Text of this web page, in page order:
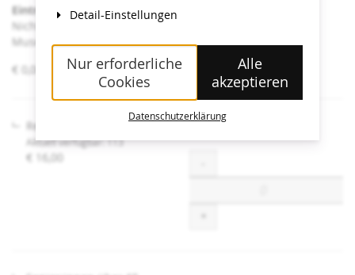
Eintritt Heidi Horten Collection
Nicht angeführte Ermäßigungen sind an der Kassa im
Museum erhältlich.
von
€ 0,00 – € 16,00
Regulär
Aktuell verfügbar: 113
€ 16,00
Detail-Einstellungen
Nur erforderliche
Cookies
Alle
akzeptieren
Datenschutzerklärung